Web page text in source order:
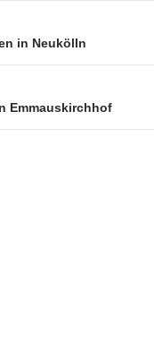
in Neukölln
Emmauskirchhof